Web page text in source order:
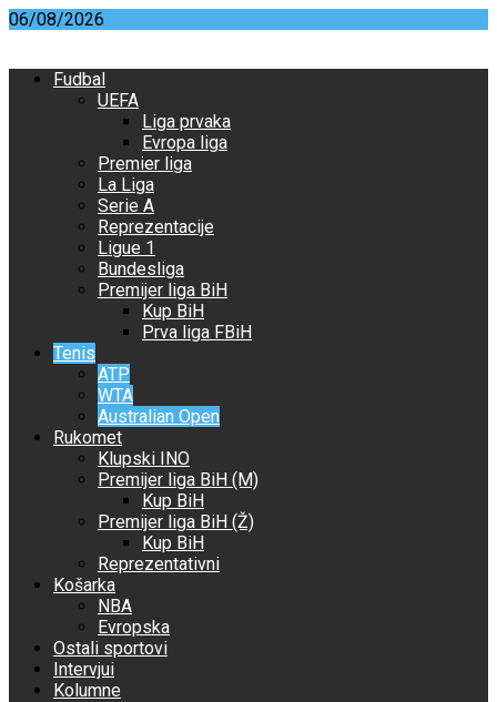
Skip
06/08/2026
Fudbal
UEFA
Liga prvaka
Evropa liga
Premier liga
La Liga
Serie A
Reprezentacije
Ligue 1
Bundesliga
Premijer liga BiH
Kup BiH
Prva liga FBiH
Tenis
ATP
WTA
Australian Open
Rukomet
Klupski INO
Premijer liga BiH (M)
Kup BiH
Premijer liga BiH (Ž)
Kup BiH
Reprezentativni
Košarka
NBA
Evropska
Ostali sportovi
Intervjui
Kolumne